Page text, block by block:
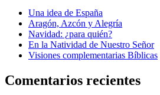
Una idea de España
Aragón, Azcón y Alegría
Navidad: ¿para quién?
En la Natividad de Nuestro Señor
Visiones complementarias Bíblicas
Comentarios recientes